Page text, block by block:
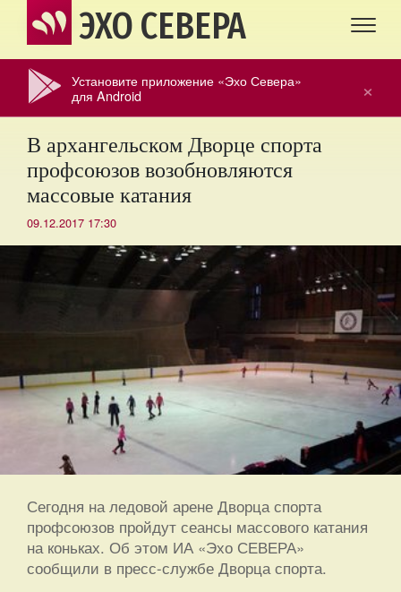
ЭХО СЕВЕРА
×
Установите приложение «Эхо Севера»
для Android
В архангельском Дворце спорта
профсоюзов возобновляются
массовые катания
09.12.2017 17:30
Сегодня на ледовой арене Дворца спорта
профсоюзов пройдут сеансы массового катания
на коньках. Об этом ИА «Эхо СЕВЕРА»
сообщили в пресс-службе Дворца спорта.